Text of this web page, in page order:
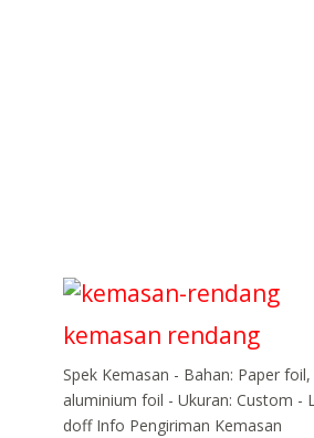
kemasan rendang
Spek Kemasan - Bahan: Paper
aluminium foil - Ukuran: Custom -
doff Info Pengiriman Kemasan